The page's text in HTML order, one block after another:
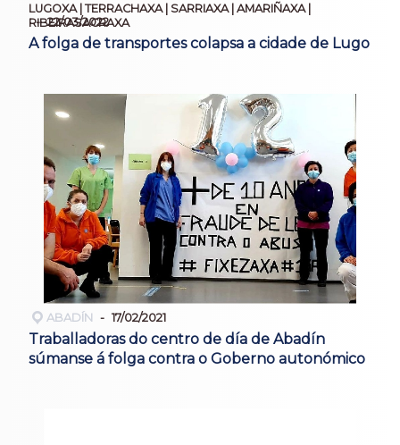
LUGOXA | TERRACHAXA | SARRIAXA | AMARIÑAXA |
RIBEIRASACRAXA
22/03/2022
A folga de transportes colapsa a cidade de Lugo
ABADÍN 17/02/2021
Traballadoras do centro de día de Abadín
súmanse á folga contra o Goberno autonómico